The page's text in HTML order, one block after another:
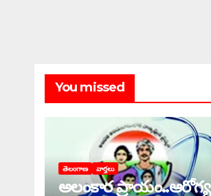
You missed
తెలంగాణ వార్తలు
అలంకార ప్రాయం..ఆరోగ్య